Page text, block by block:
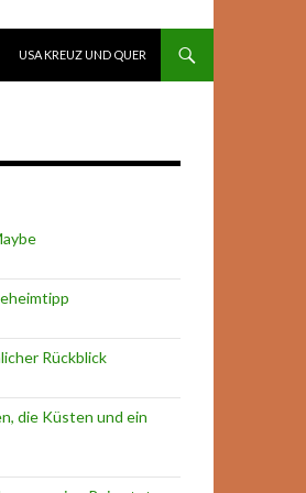
USA KREUZ UND QUER
Rückblick
die Küsten und ein